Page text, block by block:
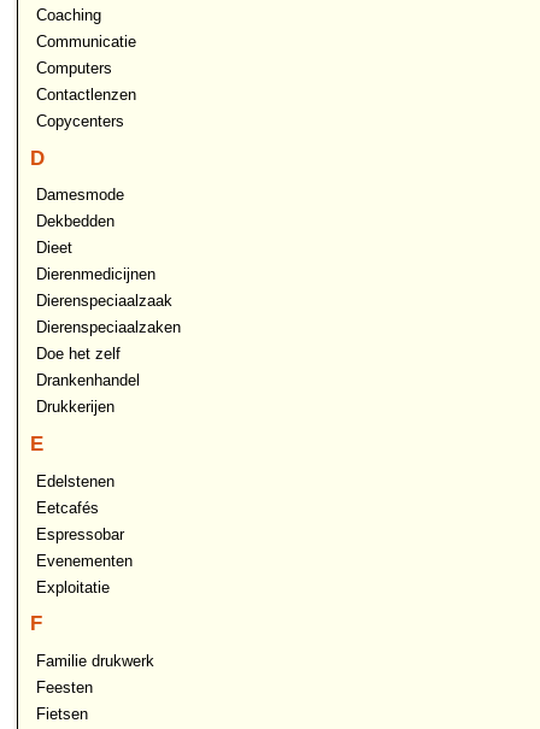
Coaching
Communicatie
Computers
Contactlenzen
Copycenters
D
Damesmode
Dekbedden
Dieet
Dierenmedicijnen
Dierenspeciaalzaak
Dierenspeciaalzaken
Doe het zelf
Drankenhandel
Drukkerijen
E
Edelstenen
Eetcafés
Espressobar
Evenementen
Exploitatie
F
Familie drukwerk
Feesten
Fietsen